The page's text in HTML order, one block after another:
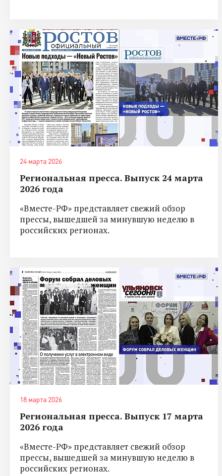
24 марта 2026
Региональная пресса. Выпуск 24 марта
2026 года
«Вместе-РФ» представляет свежий обзор
прессы, вышедшей за минувшую неделю в
российских регионах.
18 марта 2026
Региональная пресса. Выпуск 17 марта
2026 года
«Вместе-РФ» представляет свежий обзор
прессы, вышедшей за минувшую неделю в
российских регионах.